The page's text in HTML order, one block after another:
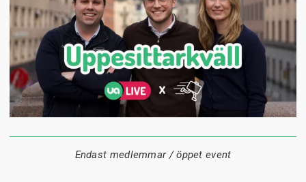
24 augusti
20:00
Endast medlemmar / öppet event